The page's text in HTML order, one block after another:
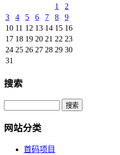
1
2
3
4 5 6 7 8
9
10 11 12 13 14 15 16
17 18 19 20 21 22 23
24 25 26 27 28 29 30
31
搜索
网站分类
首码项目